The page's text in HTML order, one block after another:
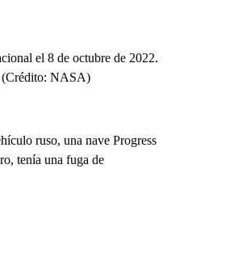
el 8 de octubre de 2022.
(Crédito: NASA)
ruso, una nave Progress
tenía una fuga de